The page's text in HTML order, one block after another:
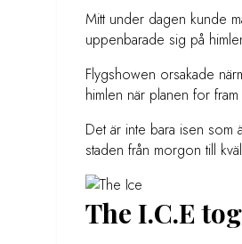
Mitt under dagen kunde
uppenbarade sig på
Flygshowen orsakade
himlen när planen for
Det är inte bara isen som
staden från morgon till
The I.C.E